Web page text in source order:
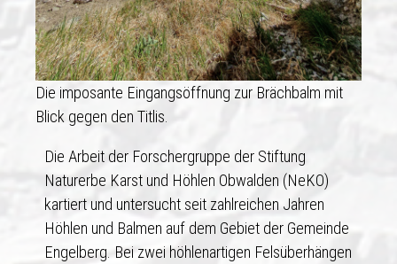
Die imposante Eingangsöffnung zur Brächbalm mit
Blick gegen den Titlis.
Die Arbeit der Forschergruppe der Stiftung
Naturerbe Karst und Höhlen Obwalden (NeKO)
kartiert und untersucht seit zahlreichen Jahren
Höhlen und Balmen auf dem Gebiet der Gemeinde
Engelberg. Bei zwei höhlenartigen Felsüberhängen